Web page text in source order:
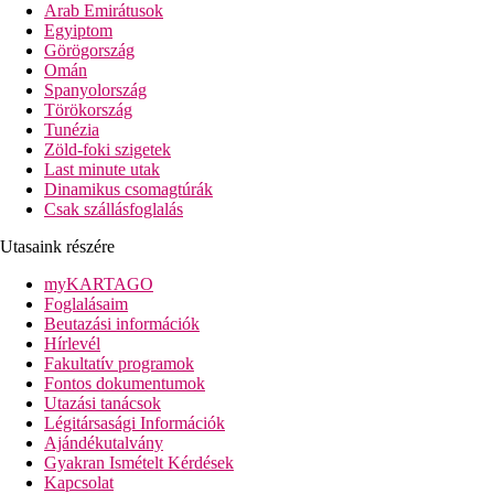
Arab Emirátusok
Egyiptom
Görögország
Omán
Spanyolország
Törökország
Tunézia
Zöld-foki szigetek
Last minute utak
Dinamikus csomagtúrák
Csak szállásfoglalás
Utasaink részére
myKARTAGO
Foglalásaim
Beutazási információk
Hírlevél
Fakultatív programok
Fontos dokumentumok
Utazási tanácsok
Légitársasági Információk
Ajándékutalvány
Gyakran Ismételt Kérdések
Kapcsolat